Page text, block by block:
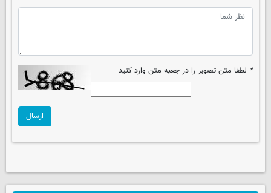
* لطفا متن تصویر را در جعبه متن وارد کنید
ارسال